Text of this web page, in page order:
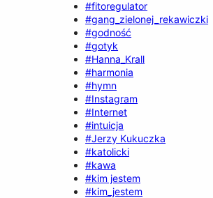
#fitoregulator
#gang_zielonej_rekawiczki
#godność
#gotyk
#Hanna_Krall
#harmonia
#hymn
#Instagram
#Internet
#intuicja
#Jerzy Kukuczka
#katolicki
#kawa
#kim jestem
#kim_jestem